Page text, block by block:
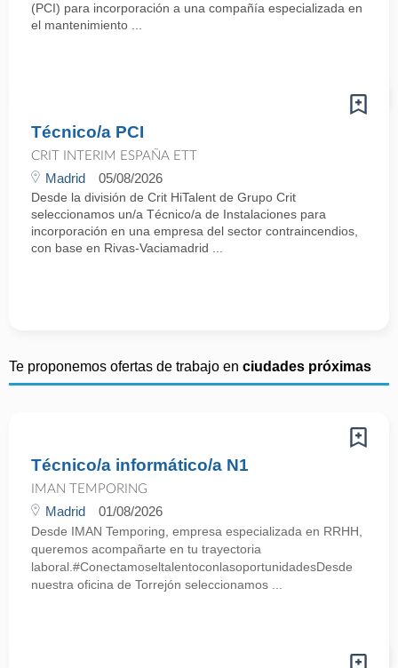
(PCI) para incorporación a una compañía especializada en
el mantenimiento ...
Técnico/a PCI
CRIT INTERIM ESPAÑA ETT
Madrid 05/08/2026
Desde la división de Crit HiTalent de Grupo Crit
seleccionamos un/a Técnico/a de Instalaciones para
incorporación en una empresa del sector contraincendios,
con base en Rivas-Vaciamadrid ...
Te proponemos ofertas de trabajo en ciudades próximas
Técnico/a informático/a N1
IMAN TEMPORING
Madrid 01/08/2026
Desde IMAN Temporing, empresa especializada en RRHH,
queremos acompañarte en tu trayectoria
laboral.#ConectamoseltalentoconlasoportunidadesDesde
nuestra oficina de Torrejón seleccionamos ...